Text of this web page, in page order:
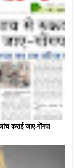
कराई जाए-गोंगपा